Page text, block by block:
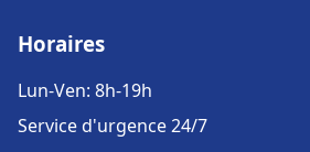
Horaires
Lun-Ven: 8h-19h
Service d'urgence 24/7